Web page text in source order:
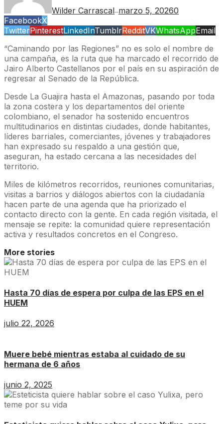
Wilder Carrascal—marzo 5, 20260
FacebookX
TwitterPinterestLinkedInTumblrRedditVKWhatsAppEmail
“Caminando por las Regiones” no es solo el nombre de
una campaña, es la ruta que ha marcado el recorrido de
Jairo Alberto Castellanos por el país en su aspiración de
regresar al Senado de la República.
Desde La Guajira hasta el Amazonas, pasando por toda
la zona costera y los departamentos del oriente
colombiano, el senador ha sostenido encuentros
multitudinarios en distintas ciudades, donde habitantes,
líderes barriales, comerciantes, jóvenes y trabajadores
han expresado su respaldo a una gestión que,
aseguran, ha estado cercana a las necesidades del
territorio.
Miles de kilómetros recorridos, reuniones comunitarias,
visitas a barrios y diálogos abiertos con la ciudadanía
hacen parte de una agenda que ha priorizado el
contacto directo con la gente. En cada región visitada, el
mensaje se repite: la comunidad quiere representación
activa y resultados concretos en el Congreso.
More stories
Hasta 70 días de espera por culpa de las EPS en el
HUEM
julio 22, 2026
Muere bebé mientras estaba al cuidado de su
hermana de 6 años
junio 2, 2025